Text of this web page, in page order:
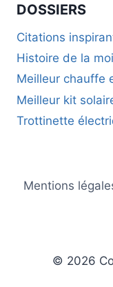
DOSSIERS
Citations
Histoire de la
Meilleur chauffe
Meilleur kit
Trottinette
Mentions
© 2026